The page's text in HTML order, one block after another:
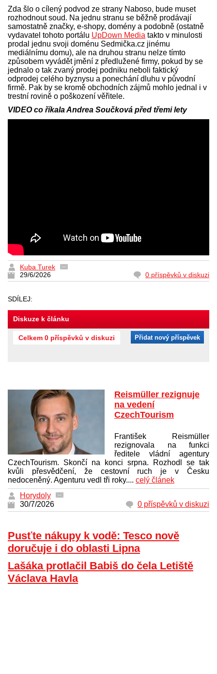
Zda šlo o cílený podvod ze strany Naboso, bude muset
rozhodnout soud. Na jednu stranu se běžně prodávají
samostatně značky, e-shopy, domény a podobně (ostatně
vydavatel tohoto portálu UpDown Media takto v minulosti
prodal jednu svoji doménu Sedmička.cz jinému
mediálnímu domu), ale na druhou stranu nelze tímto
způsobem vyvádět jmění z předlužené firmy, pokud by se
jednalo o tak zvaný prodej podniku neboli faktický
odprodej celého byznysu a ponechání dluhu v původní
firmě. Pak by se kromě obchodních zájmů mohlo jednal i v
trestní rovině o poškození věřitele.
VIDEO co říkala Andrea Součková před třemi lety
Kuba Turek
29/6/2026
0 příspěvků v diskuzi
SDÍLEJ:
Diskuze k článku
Celkem 0 příspěvků v diskuzi Přidat nový příspěvek
Reismüller rezignuje
na vedení
CzechTourism
František Reismüller
rezignovala na funkci
ředitele vládní agentury
CzechTourism. Skončí na konci srpna. Rozhodl se tak
kvůli přesvědčení, že cestovní ruch je v Česku
nedoceněný. Agenturu vedl tři roky.... celý článek
Horydoly
30/7/2026
0 příspěvků v diskuzi
Pusťte nákupy k vodě: Tesco nově
doručuje i do oblasti Lipna
Lašáka protlačil Babiš do čela Letiště
Václava Havla